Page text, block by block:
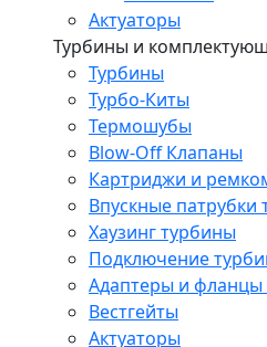
Актуаторы
Турбины и
Турбины
Турбо-Киты
Термошубы
Blow-Off Клапаны
Картриджи и
Впускные патрубки
Хаузинг турбины
Подключение
Адаптеры и фланцы
Вестгейты
Актуаторы